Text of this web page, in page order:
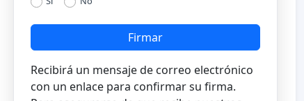
Firmar
Recibirá un mensaje de correo electrónico
con un enlace para confirmar su firma.